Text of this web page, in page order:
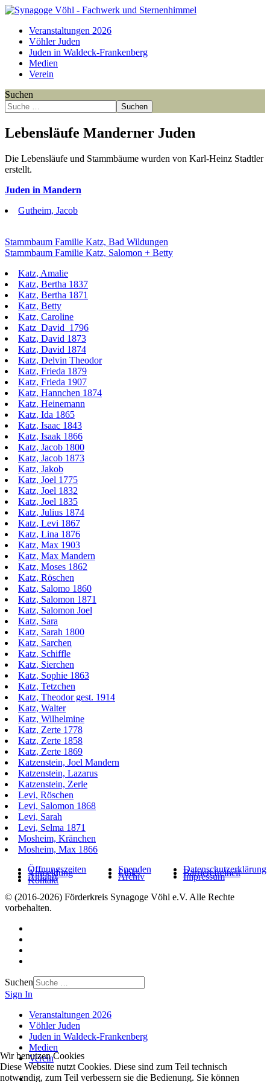
Veranstaltungen 2026
Vöhler Juden
Juden in Waldeck-Frankenberg
Medien
Verein
Suchen
Suchen
Lebensläufe Manderner Juden
Die Lebensläufe und Stammbäume wurden von Karl-Heinz Stadtler
erstellt.
Juden in Mandern
Gutheim, Jacob
Stammbaum Familie Katz, Bad Wildungen
Stammbaum Familie Katz, Salomon + Betty
Katz, Amalie
Katz, Bertha 1837
Katz, Bertha 1871
Katz, Betty
Katz, Caroline
Katz_David_1796
Katz, David 1873
Katz, David 1874
Katz, Delvin Theodor
Katz, Frieda 1879
Katz, Frieda 1907
Katz, Hannchen 1874
Katz, Heinemann
Katz, Ida 1865
Katz, Isaac 1843
Katz, Isaak 1866
Katz, Jacob 1800
Katz, Jacob 1873
Katz, Jakob
Katz, Joel 1775
Katz, Joel 1832
Katz, Joel 1835
Katz, Julius 1874
Katz, Levi 1867
Katz, Lina 1876
Katz, Max 1903
Katz, Max Mandern
Katz, Moses 1862
Katz, Röschen
Katz, Salomo 1860
Katz, Salomon 1871
Katz, Salomon Joel
Katz, Sara
Katz, Sarah 1800
Katz, Sarchen
Katz, Schiffle
Katz, Sierchen
Katz, Sophie 1863
Katz, Tetzchen
Katz, Theodor gest. 1914
Katz, Walter
Katz, Wilhelmine
Katz, Zerte 1778
Katz, Zerte 1858
Katz, Zerte 1869
Katzenstein, Joel Mandern
Katzenstein, Lazarus
Katzenstein, Zerle
Levi, Röschen
Levi, Salomon 1868
Levi, Sarah
Levi, Selma 1871
Mosheim, Kränchen
Mosheim, Max 1866
Öffnungszeiten
Anmeldung
Anfahrt
Kontakt
Spenden
Links
Archiv
Datenschutzerklärung
Barrierefreiheit
Impressum
© (2016-2026) Förderkreis Synagoge Vöhl e.V. Alle Rechte
vorbehalten.
Suchen
Sign In
Veranstaltungen 2026
Vöhler Juden
Juden in Waldeck-Frankenberg
Medien
Verein
Wir benutzen Cookies
Diese Website nutzt Cookies. Diese sind zum Teil technisch
notwendig, zum Teil verbessern sie die Bedienung. Sie können